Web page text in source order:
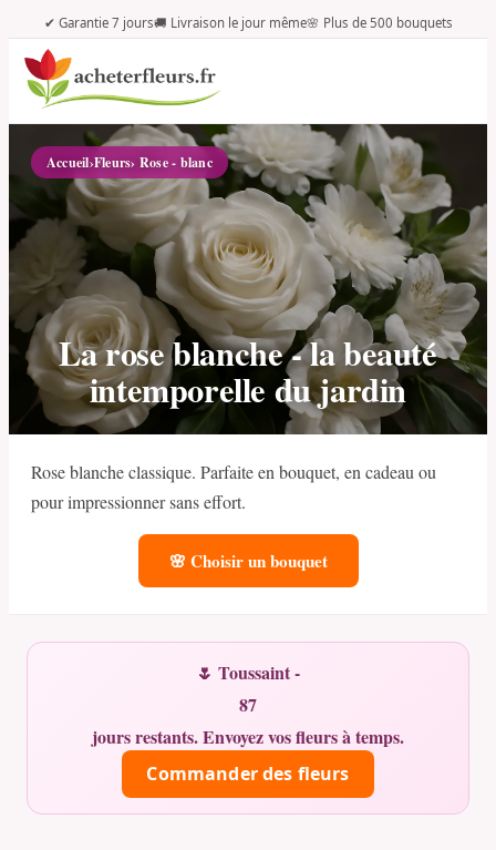
✔ Garantie 7 jours🚚 Livraison le jour même🌸 Plus de 500 bouquets
Accueil›Fleurs› Rose - blanc
La rose blanche - la beauté
intemporelle du jardin
Rose blanche classique. Parfaite en bouquet, en cadeau ou
pour impressionner sans effort.
🌸 Choisir un bouquet
🌷 Toussaint -
87
jours restants. Envoyez vos fleurs à temps.
Commander des fleurs